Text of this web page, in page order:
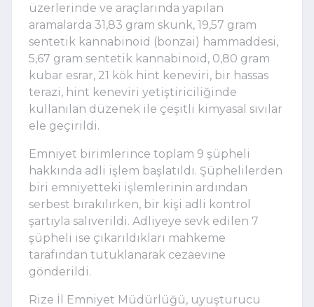
üzerlerinde ve araçlarında yapılan
aramalarda 31,83 gram skunk, 19,57 gram
sentetik kannabinoid (bonzai) hammaddesi,
5,67 gram sentetik kannabinoid, 0,80 gram
kubar esrar, 21 kök hint keneviri, bir hassas
terazi, hint keneviri yetiştiriciliğinde
kullanılan düzenek ile çeşitli kimyasal sıvılar
ele geçirildi.
Emniyet birimlerince toplam 9 şüpheli
hakkında adli işlem başlatıldı. Şüphelilerden
biri emniyetteki işlemlerinin ardından
serbest bırakılırken, bir kişi adli kontrol
şartıyla salıverildi. Adliyeye sevk edilen 7
şüpheli ise çıkarıldıkları mahkeme
tarafından tutuklanarak cezaevine
gönderildi.
Rize İl Emniyet Müdürlüğü, uyuşturucu